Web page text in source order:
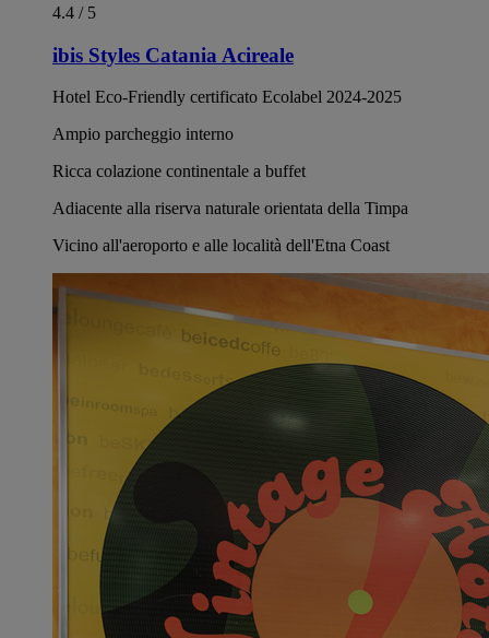
4.4 / 5
ibis Styles Catania Acireale
Hotel Eco-Friendly certificato Ecolabel 2024-2025
Ampio parcheggio interno
Ricca colazione continentale a buffet
Adiacente alla riserva naturale orientata della Timpa
Vicino all'aeroporto e alle località dell'Etna Coast